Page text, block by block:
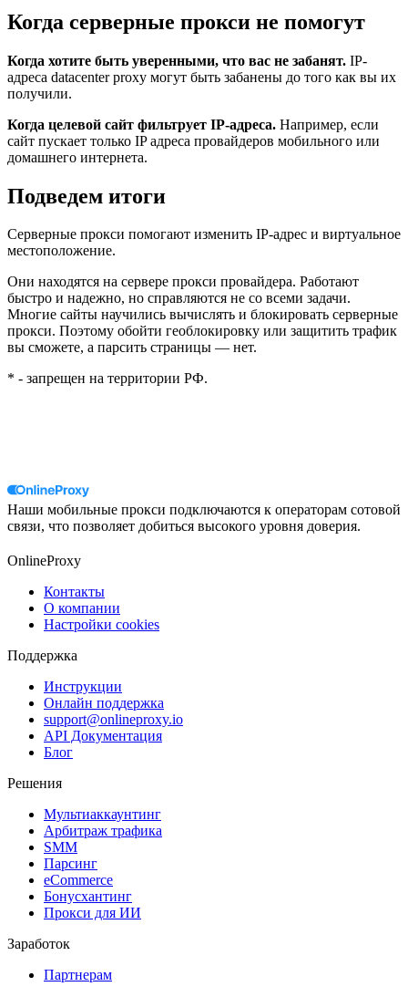
Когда серверные прокси не помогут
Когда хотите быть уверенными, что вас не забанят. IP-
адреса datacenter proxy могут быть забанены до того как вы их
получили.
Когда целевой сайт фильтрует IP-адреса. Например, если
сайт пускает только IP адреса провайдеров мобильного или
домашнего интернета.
Подведем итоги
Серверные прокси помогают изменить IP-адрес и виртуальное
местоположение.
Они находятся на сервере прокси провайдера. Работают
быстро и надежно, но справляются не со всеми задачи.
Многие сайты научились вычислять и блокировать серверные
прокси. Поэтому обойти геоблокировку или защитить трафик
вы сможете, а парсить страницы — нет.
* - запрещен на территории РФ.
Наши мобильные прокси подключаются к операторам сотовой
связи, что позволяет добиться высокого уровня доверия.
OnlineProxy
Контакты
О компании
Настройки cookies
Поддержка
Инструкции
Онлайн поддержка
support@onlineproxy.io
API Документация
Блог
Решения
Мультиаккаунтинг
Арбитраж трафика
SMM
Парсинг
eCommerce
Бонусхантинг
Прокси для ИИ
Заработок
Партнерам